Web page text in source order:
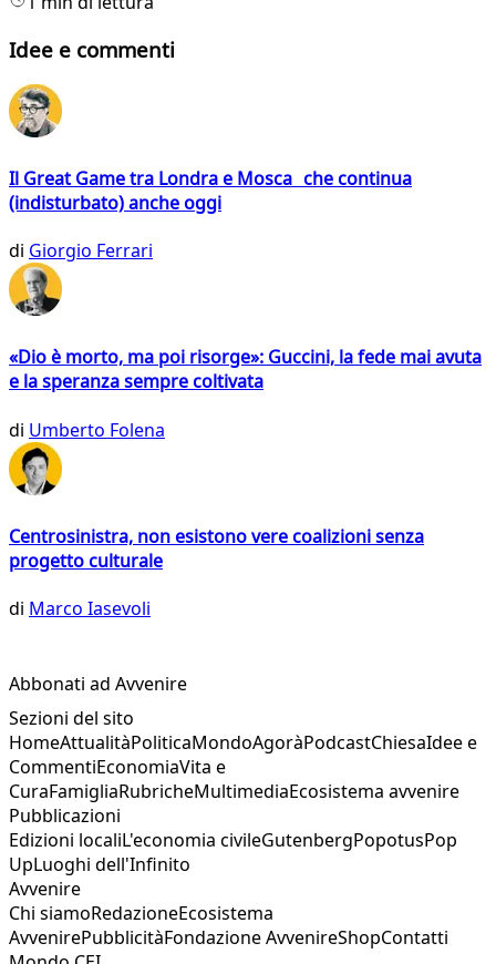
Idee e commenti
Il Great Game tra Londra e Mosca che continua
(indisturbato) anche oggi
di Giorgio Ferrari
«Dio è morto, ma poi risorge»: Guccini, la fede mai avuta
e la speranza sempre coltivata
di Umberto Folena
Centrosinistra, non esistono vere coalizioni senza
progetto culturale
di Marco Iasevoli
Abbonati ad Avvenire
Sezioni del sito
HomeAttualitàPoliticaMondoAgoràPodcastChiesaIdee e
CommentiEconomiaVita e
CuraFamigliaRubricheMultimediaEcosistema avvenire
Pubblicazioni
Edizioni localiL'economia civileGutenbergPopotusPop
UpLuoghi dell'Infinito
Avvenire
Chi siamoRedazioneEcosistema
AvvenirePubblicitàFondazione AvvenireShopContatti